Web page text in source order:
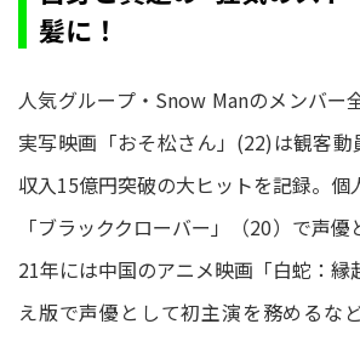
髪に！
人気グループ・Snow Manのメンバー
実写映画「おそ松さん」(22)は観客
収入15億円突破の大ヒットを記録。個
「ブラッククローバー」（20）で声優
21年には中国のアニメ映画「白蛇：縁
え版で声優として初主演を務めるな